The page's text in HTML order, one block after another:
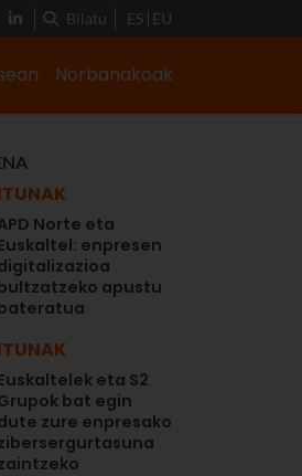
Bilatu ES EU
Norbanakoak
Norte eta
enpresen
apustu
eta S2
bat egin
zure enpresako